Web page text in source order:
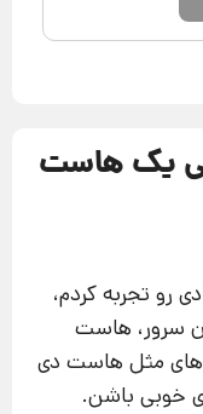
یک هاست
رو تجربه کردم،
سرور، هاست
های مثل هاست دی
خوبی باشن.